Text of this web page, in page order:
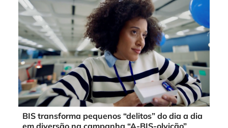
BIS transforma pequenos “delitos” do dia a dia